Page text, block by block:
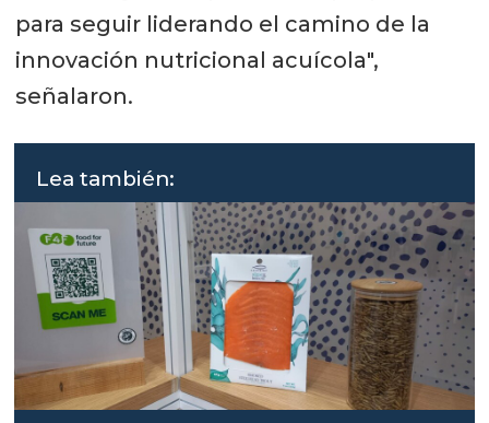
para seguir liderando el camino de la
innovación nutricional acuícola",
señalaron.
Lea también: